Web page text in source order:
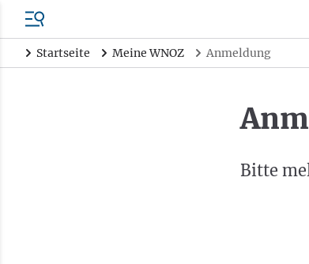
Startseite Meine WNOZ Anmeldung
Bitte